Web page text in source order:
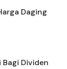
Daging
Bagi Dividen